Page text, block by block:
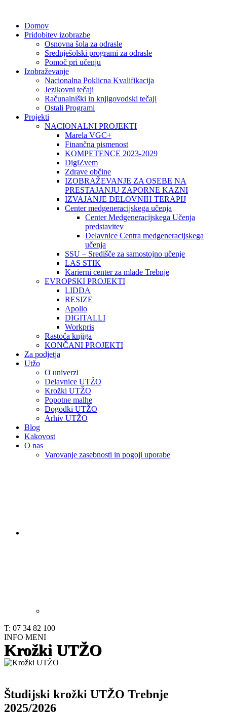
Domov
Pridobitev izobrazbe
Osnovna šola za odrasle
Srednješolski programi za odrasle
Pomoč pri učenju
Izobraževanje
Nacionalna Poklicna Kvalifikacija
Jezikovni tečaji
Računalniški in knjigovodski tečaji
Ostali Programi
Projekti
NACIONALNI PROJEKTI
Marela VGC+
Finančna pismenost
KOMPETENCE 2023-2029
DigiZvem
Zdrave občine
IZOBRAŽEVANJE ZA OSEBE NA
PRESTAJANJU ZAPORNE KAZNI
IZVAJANJE DELOVNIH TERAPIJ
Center medgeneracijskega učenja
Center Medgeneracijskega Učenja
predstavitev
Delavnice Centra medgeneracijskega
učenja
SSU – Središče za samostojno učenje
LAS STIK
Karierni center za mlade Trebnje
EVROPSKI PROJEKTI
LIDDA
RESIZE
Apollo
DIGITALLI
Workpris
Rastoča knjiga
KONČANI PROJEKTI
Za podjetja
Utžo
O univerzi
Delavnice UTŽO
Krožki UTŽO
Popotne malhe
Dogodki UTŽO
Arhiv UTŽO
Blog
Kakovost
O nas
Varovanje zasebnosti in pogoji uporabe
T: 07 34 82 100
INFO MENI
Krožki UTŽO
Študijski krožki UTŽO Trebnje
2025/2026